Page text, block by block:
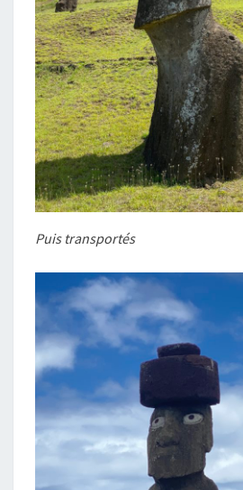
Puis transportés